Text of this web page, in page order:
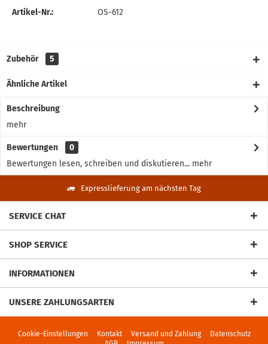
Artikel-Nr.: OS-612
Zubehör 5
Ähnliche Artikel
Beschreibung
mehr
Bewertungen
0
Bewertungen lesen, schreiben und diskutieren... mehr
Expresslieferung am nächsten Tag
SERVICE CHAT
SHOP SERVICE
INFORMATIONEN
UNSERE ZAHLUNGSARTEN
Cookie-Einstellungen Kontakt Versand und Zahlung
Datenschutz